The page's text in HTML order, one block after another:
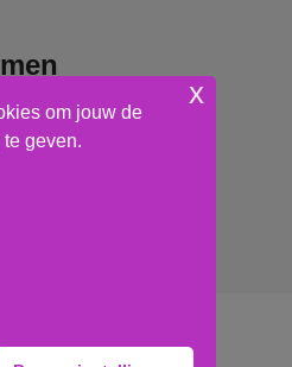
om jouw de
geven.
x